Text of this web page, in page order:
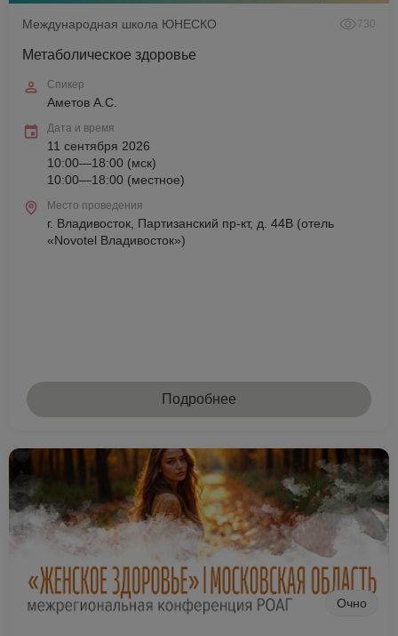
Международная школа ЮНЕСКО 730
Метаболическое здоровье
Спикер
Аметов А.С.
Дата и время
11 сентября 2026
10:00—18:00 (мск)
10:00—18:00 (местное)
Место проведения
г. Владивосток, Партизанский пр-кт, д. 44В (отель
«Novotel Владивосток»)
Подробнее
Очно